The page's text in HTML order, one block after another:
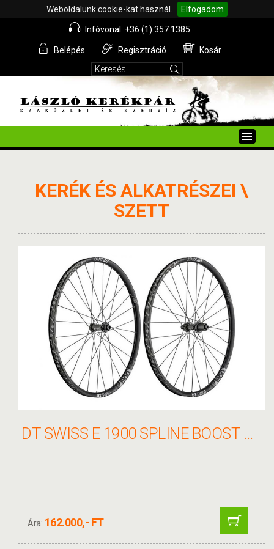
Weboldalunk cookie-kat használ. Elfogadom
Infóvonal: +36 (1) 357 1385
Belépés Regisztráció Kosár
Toggle
KERÉK ÉS ALKATRÉSZEI \
SZETT
DT SWISS E 1900 SPLINE BOOST CL KERÉKSZETT 27.5" 15/110 - 12/148 30MM SHIMANO
Ára: 162.000,- FT